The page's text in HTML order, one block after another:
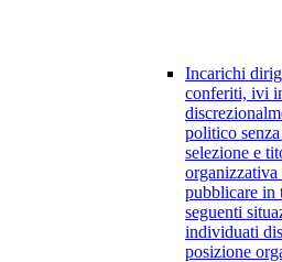
Incarichi
conferiti, ivi
politico
selezione e
pubblicare in
seguenti
individuati
posizione